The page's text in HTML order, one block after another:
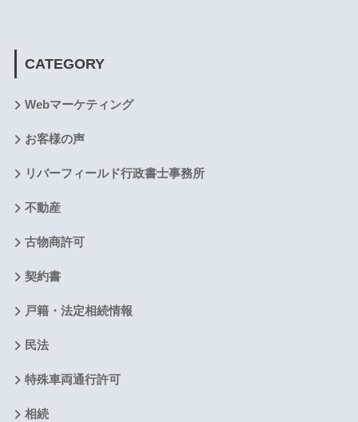
CATEGORY
Webマーケティング
お客様の声
リバーフィールド行政書士事務所
不動産
古物商許可
契約書
戸籍・法定相続情報
民法
特殊車両通行許可
相続